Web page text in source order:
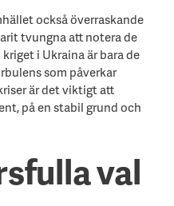
också överraskande
tvungna att notera de
i Ukraina är bara de
som påverkar
är det viktigt att
på en stabil grund och
val